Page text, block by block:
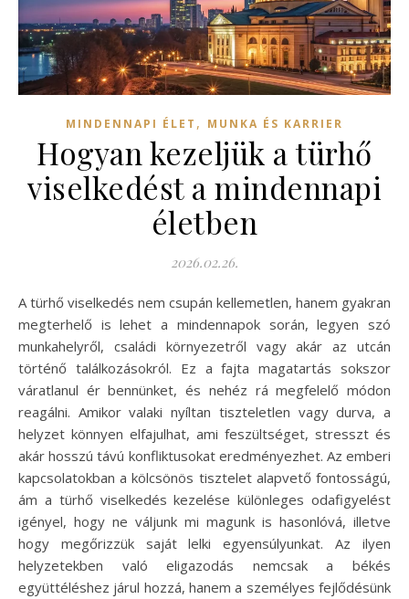
MINDENNAPI ÉLET , MUNKA ÉS KARRIER
Hogyan kezeljük a türhő
viselkedést a mindennapi
életben
2026.02.26.
A türhő viselkedés nem csupán kellemetlen, hanem gyakran
megterhelő is lehet a mindennapok során, legyen szó
munkahelyről, családi környezetről vagy akár az utcán
történő találkozásokról. Ez a fajta magatartás sokszor
váratlanul ér bennünket, és nehéz rá megfelelő módon
reagálni. Amikor valaki nyíltan tiszteletlen vagy durva, a
helyzet könnyen elfajulhat, ami feszültséget, stresszt és
akár hosszú távú konfliktusokat eredményezhet. Az emberi
kapcsolatokban a kölcsönös tisztelet alapvető fontosságú,
ám a türhő viselkedés kezelése különleges odafigyelést
igényel, hogy ne váljunk mi magunk is hasonlóvá, illetve
hogy megőrizzük saját lelki egyensúlyunkat. Az ilyen
helyzetekben való eligazodás nemcsak a békés
együttéléshez járul hozzá, hanem a személyes fejlődésünk